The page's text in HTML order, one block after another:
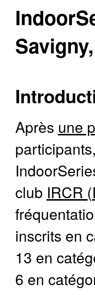
Après une
club IRCR
inscrits en
13 en
6 en